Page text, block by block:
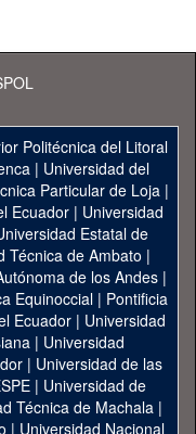
Politécnica del Litoral
| Universidad del
Particular de Loja|
Ecuador| Universidad
Estatal de
Técnica de Ambato |
de los Andes|
Equinoccial| Pontificia
Ecuador | Universidad
| Universidad
| Universidad de las
| Universidad de
Técnica de Machala|
| Universidad Nacional